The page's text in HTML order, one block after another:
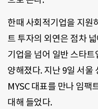
한때 사회적기업을 지원
트 투자의 외연은 점차
기업을 넘어 일반 스타
양해졌다. 지난 9일 서울
MYSC 대표를 만나 임팩
대해 들었다.